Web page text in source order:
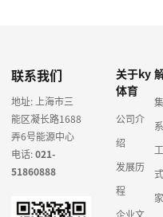
联系我们
地址: 上海市三
能区凝长路1688
弄6号能源中心
电话:021-
51860888
关于ky
体育
公司介
绍
发展历
程
企业文